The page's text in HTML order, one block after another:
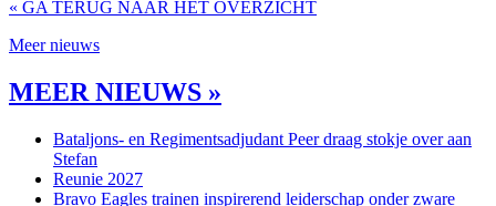
« GA TERUG NAAR HET OVERZICHT
Meer nieuws
MEER NIEUWS »
Bataljons- en Regimentsadjudant Peer draag stokje over aan
Stefan
Reunie 2027
Bravo Eagles trainen inspirerend leiderschap onder zware